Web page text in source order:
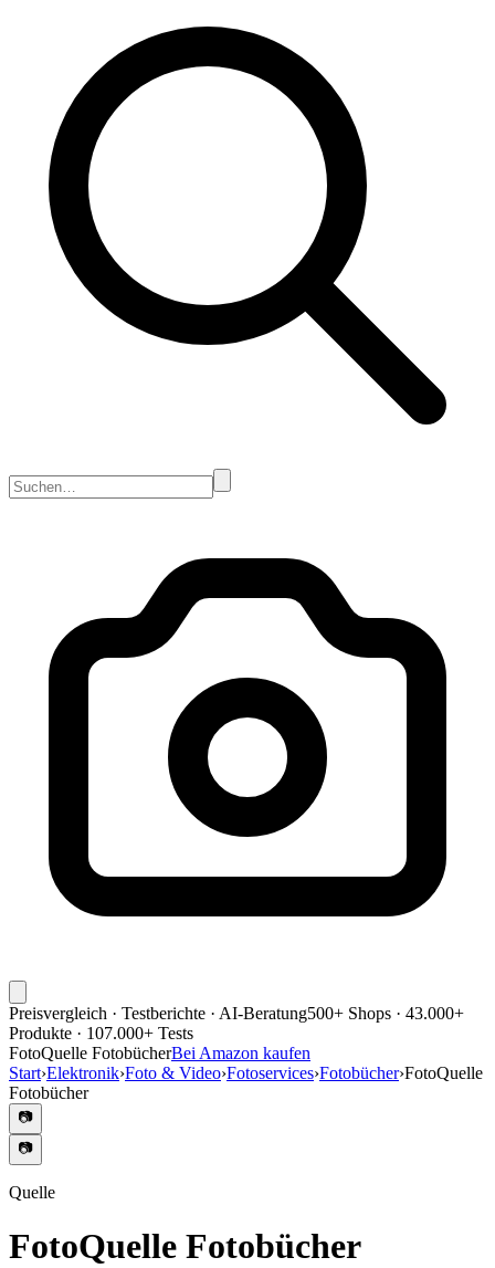
Preisvergleich · Testberichte · AI-Beratung500+ Shops · 43.000+
Produkte · 107.000+ Tests
FotoQuelle FotobücherBei Amazon kaufen
Start›Elektronik›Foto & Video›Fotoservices›Fotobücher›FotoQuelle
Fotobücher
📷
📷
Quelle
FotoQuelle Fotobücher